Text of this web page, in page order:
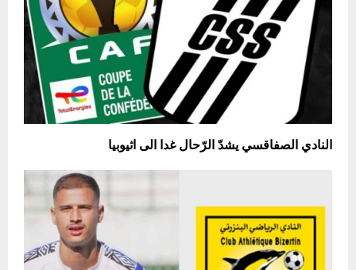
النادي الصفاقسي يشدّ الرّحال غدا الى اثيوبيا